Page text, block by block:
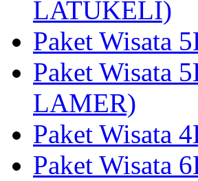
LATUKELI)
Paket Wisata
Paket Wisata
LAMER)
Paket Wisata
Paket Wisata